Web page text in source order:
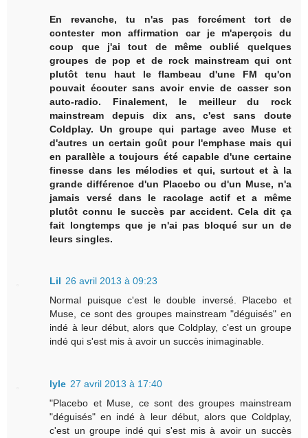
En revanche, tu n'as pas forcément tort de
contester mon affirmation car je m'aperçois du
coup que j'ai tout de même oublié quelques
groupes de pop et de rock mainstream qui ont
plutôt tenu haut le flambeau d'une FM qu'on
pouvait écouter sans avoir envie de casser son
auto-radio. Finalement, le meilleur du rock
mainstream depuis dix ans, c'est sans doute
Coldplay. Un groupe qui partage avec Muse et
d'autres un certain goût pour l'emphase mais qui
en parallèle a toujours été capable d'une certaine
finesse dans les mélodies et qui, surtout et à la
grande différence d'un Placebo ou d'un Muse, n'a
jamais versé dans le racolage actif et a même
plutôt connu le succès par accident. Cela dit ça
fait longtemps que je n'ai pas bloqué sur un de
leurs singles.
Lil 26 avril 2013 à 09:23
Normal puisque c'est le double inversé. Placebo et
Muse, ce sont des groupes mainstream "déguisés" en
indé à leur début, alors que Coldplay, c'est un groupe
indé qui s'est mis à avoir un succès inimaginable.
lyle 27 avril 2013 à 17:40
"Placebo et Muse, ce sont des groupes mainstream
"déguisés" en indé à leur début, alors que Coldplay,
c'est un groupe indé qui s'est mis à avoir un succès